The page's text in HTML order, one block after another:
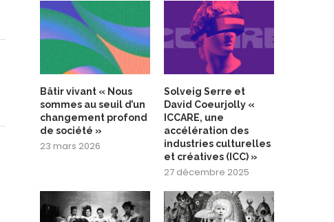
Bâtir vivant « Nous
sommes au seuil d’un
changement profond
de société »
23 mars 2026
Solveig Serre et
David Coeurjolly «
ICCARE, une
accélération des
industries culturelles
et créatives (ICC) »
27 décembre 2025